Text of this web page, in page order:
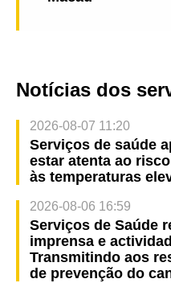
Notícias dos
2026-08-07 11:20
Serviços de saúde
estar atenta ao
às temperaturas
2026-08-06 16:59
Serviços de Saúde
imprensa e
Transmitindo aos
de prevenção do